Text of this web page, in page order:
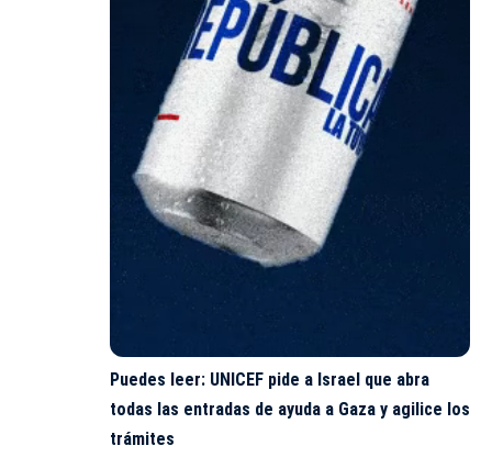
Puedes leer: UNICEF pide a Israel que abra
todas las entradas de ayuda a Gaza y agilice los
trámites